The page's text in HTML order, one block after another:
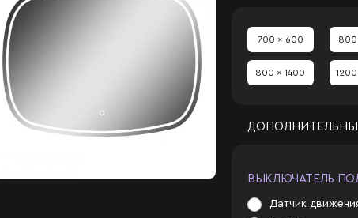
700 x 600 800
800 x 1400
ВЫКЛЮЧАТЕЛЬ
Датчик